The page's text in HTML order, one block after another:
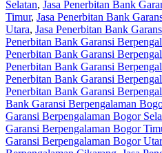
Selatan, Jasa Penerbitan Bank
Timur, Jasa Penerbitan Bank
Utara, Jasa Penerbitan Bank
Penerbitan Bank Garansi
Penerbitan Bank Garansi
Penerbitan Bank Garansi
Penerbitan Bank Garansi
Penerbitan Bank Garansi
Bank Garansi Berpengalaman
Garansi Berpengalaman Bogor
Garansi Berpengalaman Bogor
Garansi Berpengalaman Bogor